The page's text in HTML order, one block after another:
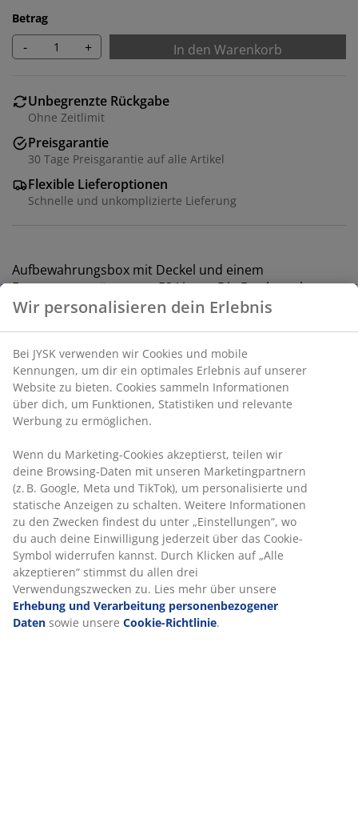
Betrag
- + In den Warenkorb
Unbegrenzte Rückgabe
Ohne Zeitlimit
Preisgarantie
30 Tage Preisgarantie auf alle Artikel
Flexible Lieferoptionen
Schnelle und unkomplizierte Lieferung
Aufbewahrungsbox mit Deckel und einem
Fassungsvermögen von 52 Litern. Die Box besteht aus
transparentem Kunststoff, sodass du den Inhalt leicht
erkennen kannst. Geeignet zum Ordnen und
Kleidung oder Hobbyartikel. B40 x L60 x H31 cm
Artikelnummer: 4912661
Spezifikationen
Bewertungen
(73)
Lieferung
Wir personalisieren dein Erlebnis
Bei JYSK verwenden wir Cookies und mobile
Kennungen, um dir ein optimales Erlebnis auf unserer
Website zu bieten. Cookies sammeln Informationen
über dich, um Funktionen, Statistiken und relevante
Werbung zu ermöglichen.
Wenn du Marketing-Cookies akzeptierst, teilen wir
deine Browsing-Daten mit unseren Marketingpartnern
(z. B. Google, Meta und TikTok), um personalisierte und
statische Anzeigen zu schalten. Weitere Informationen
zu den Zwecken findest du unter „Einstellungen“, wo
du auch deine Einwilligung jederzeit über das Cookie-
Symbol widerrufen kannst. Durch Klicken auf „Alle
akzeptieren“ stimmst du allen drei
Verwendungszwecken zu. Lies mehr über unsere
Erhebung und Verarbeitung personenbezogener
Daten sowie unsere Cookie-Richtlinie.